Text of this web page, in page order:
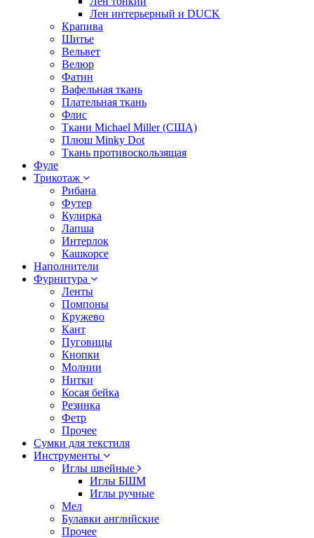
Лен интерьерный и DUCK
Крапива
Шитье
Вельвет
Велюр
Фатин
Вафельная ткань
Плательная ткань
Флис
Ткани Michael Miller (США)
Плюш Minky Dot
Ткань противоскользящая
Фуле
Трикотаж
Рибана
Футер
Кулирка
Лапша
Интерлок
Кашкорсе
Наполнители
Фурнитура
Ленты
Помпоны
Кружево
Кант
Пуговицы
Кнопки
Молнии
Нитки
Косая бейка
Резинка
Фетр
Прочее
Сумки для текстиля
Инструменты
Иглы швейные
Иглы БШМ
Иглы ручные
Мел
Булавки английские
Прочее